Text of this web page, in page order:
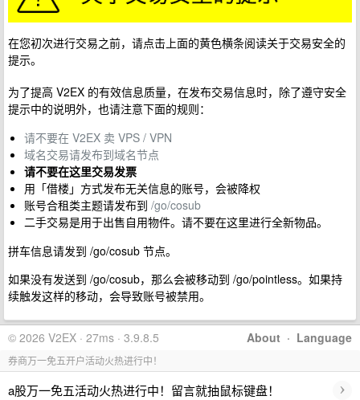
在您初次进行交易之前，请点击上面的黄色横条阅读关于交易安全的
提示。
为了提高 V2EX 的有效信息质量，在发布交易信息时，除了遵守安全
提示中的说明外，也请注意下面的规则：
请不要在 V2EX 卖 VPS / VPN
域名交易请发布到域名节点
请不要在这里交易发票
用「借楼」方式发布无关信息的账号，会被降权
账号合租类主题请发布到 /go/cosub
二手交易是用于出售自用物件。请不要在这里进行全新物品。
拼车信息请发到 /go/cosub 节点。
如果没有发送到 /go/cosub，那么会被移动到 /go/pointless。如果持
续触发这样的移动，会导致账号被禁用。
About · Language
© 2026 V2EX · 27ms · 3.9.8.5
券商万一免五开户活动火热进行中！
a股万一免五活动火热进行中！留言就抽鼠标键盘！ ›